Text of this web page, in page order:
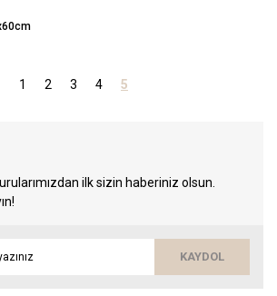
1 2 3 4 5
ilk sizin haberiniz olsun.
KAYDOL